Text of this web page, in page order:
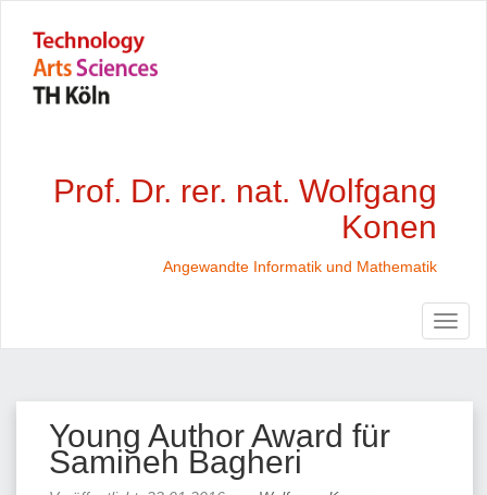
Prof. Dr. rer. nat. Wolfgang
Konen
Angewandte Informatik und Mathematik
Young Author Award für
Samineh Bagheri